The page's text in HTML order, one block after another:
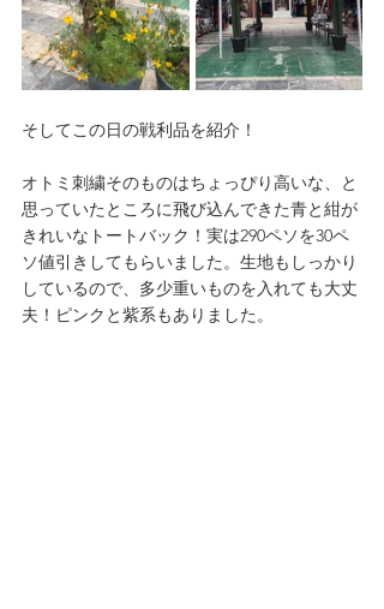
そしてこの日の戦利品を紹介！
オトミ刺繍そのものはちょっぴり高いな、と
思っていたところに飛び込んできた青と紺が
きれいなトートバック！実は290ペソを30ペ
ソ値引きしてもらいました。生地もしっかり
しているので、多少重いものを入れても大丈
夫！ピンクと紫系もありました。